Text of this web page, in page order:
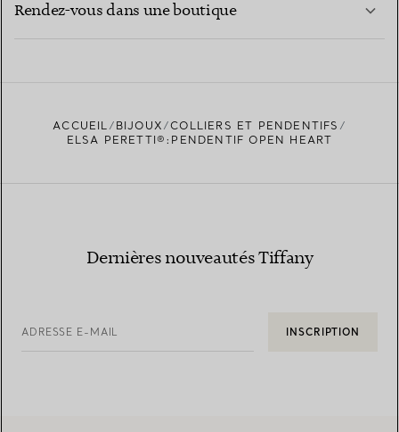
Rendez-vous dans une boutique
TROUVEZ LA BOUTIQUE LA PLUS PROCHE
ACCUEIL BIJOUX
COLLIERS ET PENDENTIFS
ELSA PERETTI®:PENDENTIF OPEN HEART
Dernières nouveautés Tiffany
ADRESSE E-MAIL INSCRIPTION